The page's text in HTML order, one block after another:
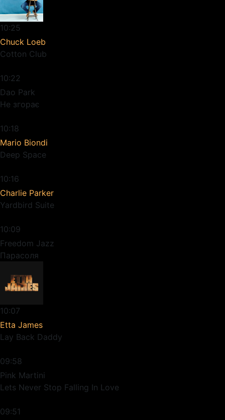
10:25
Chuck Loeb
Cotton Club
10:22
Dao Park
Не згорає
10:18
Mario Biondi
Deep Space
10:16
Charlie Parker
Yardbird Suite
10:09
Freedom Jazz
Парасоля
10:07
Etta James
Lay Back Daddy
09:58
Pink Martini
Lets Never Stop Falling In Love
09:51